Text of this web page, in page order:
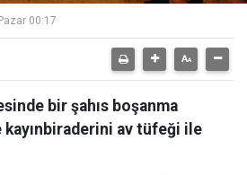
00:17
bir şahıs boşanma
kayınbiraderini av tüfeği ile